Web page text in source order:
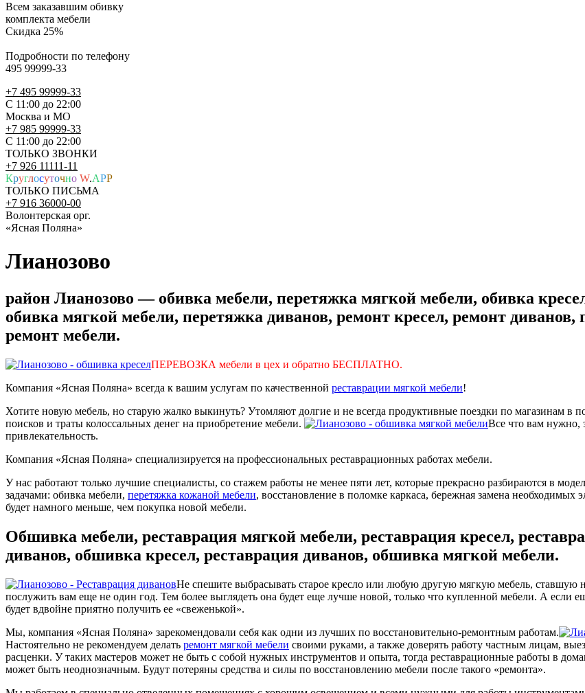
Всем заказавшим обивку
комплекта мебели
Скидка 25%
Подробности по телефону
495 99999-33
+7 495 99999-33
С 11:00 до 22:00
Москва и МО
+7 985 99999-33
С 11:00 до 22:00
ТОЛЬКО ЗВОНКИ
+7 926 11111-11
Круглосуточно W.APP
ТОЛЬКО ПИСЬМА
+7 916 36000-00
Волонтерская орг.
«Ясная Поляна»
Лианозово
район Лианозово — обивка мебели, перетяжка мягкой мебели, обивка
обивка мягкой мебели, перетяжка диванов, ремонт кресел, ремонт диванов,
ремонт мебели.
ПЕРЕВОЗКА мебели в цех и обратно БЕСПЛАТНО.
Компания «Ясная Поляна» всегда к вашим услугам по качественной реставрации мягкой мебели!
Хотите новую мебель, но старую жалко выкинуть? Утомляют долгие и не всегда продуктивные поездки по магазинам
поисков и траты колоссальных денег на приобретение мебели.
Все что вам нужно,
привлекательность.
Компания «Ясная Поляна» специализируется на профессиональных реставрационных работах мебели.
У нас работают только лучшие специалисты, со стажем работы не менее пяти лет, которые прекрасно разбираются в
задачами: обивка мебели, перетяжка кожаной мебели, восстановление в поломке каркаса, бережная замена
будет намного меньше, чем покупка новой мебели.
Обшивка мебели, реставрация мягкой мебели, реставрация кресел,
диванов, обшивка кресел, реставрация диванов, обшивка мягкой мебели.
Не спешите выбрасывать старое кресло или любую другую мягкую мебель, ставшую
послужить вам еще не один год. Тем более выглядеть она будет еще лучше новой, только что купленной мебели. А если
будет вдвойне приятно получить ее «свеженькой».
Мы, компания «Ясная Поляна» зарекомендовали себя как одни из лучших по восстановительно-ремонтным работам.
Настоятельно не рекомендуем делать ремонт мягкой мебели своими руками, а также доверять работу частным лицам,
расценки. У таких мастеров может не быть с собой нужных инструментов и опыта, тогда реставрационные работы в
может быть неоднозначным. Будут потеряны средства и силы по восстановлению мебели после такого «ремонта».